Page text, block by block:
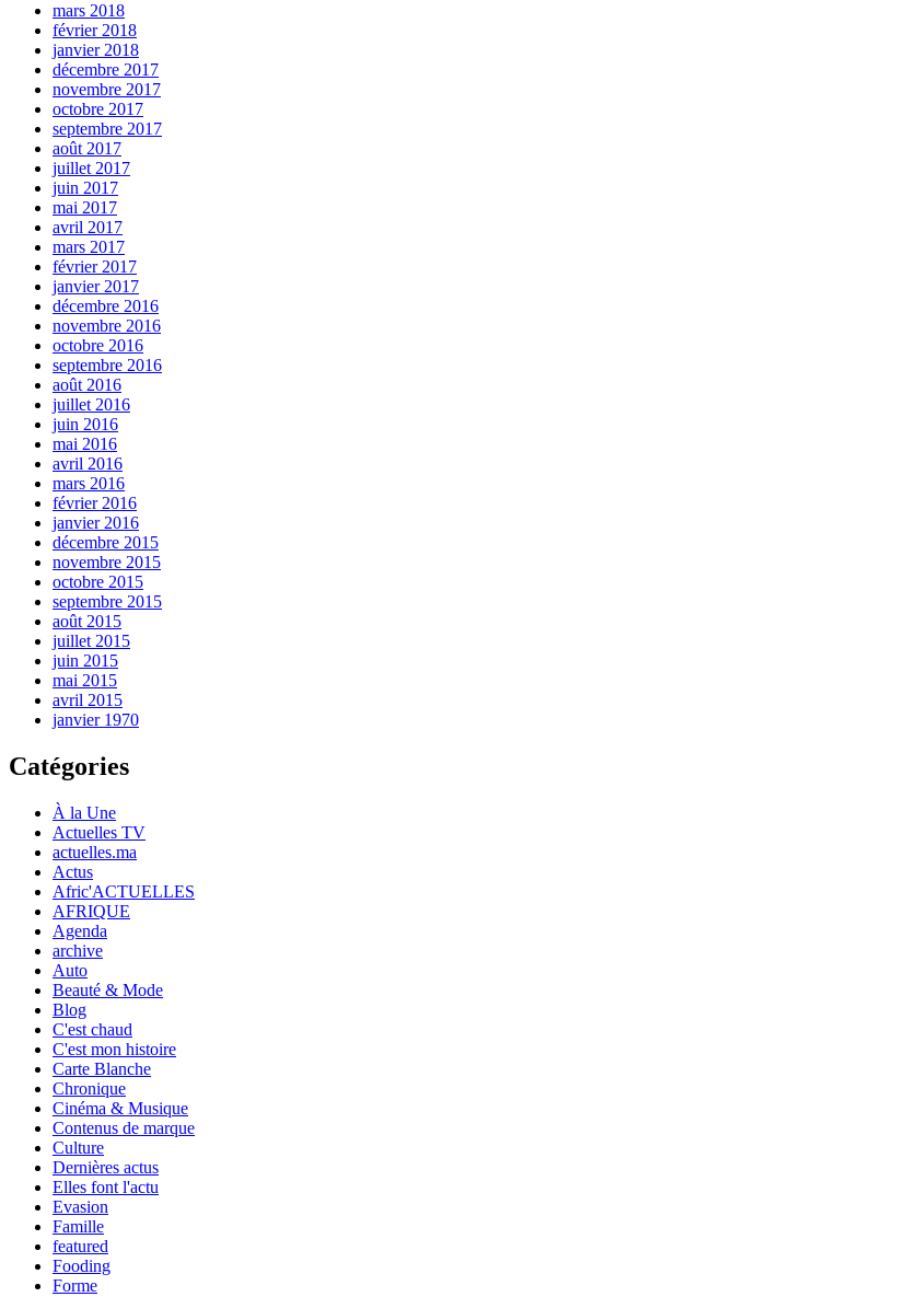
mars 2018
février 2018
janvier 2018
décembre 2017
novembre 2017
octobre 2017
septembre 2017
août 2017
juillet 2017
juin 2017
mai 2017
avril 2017
mars 2017
février 2017
janvier 2017
décembre 2016
novembre 2016
octobre 2016
septembre 2016
août 2016
juillet 2016
juin 2016
mai 2016
avril 2016
mars 2016
février 2016
janvier 2016
décembre 2015
novembre 2015
octobre 2015
septembre 2015
août 2015
juillet 2015
juin 2015
mai 2015
avril 2015
janvier 1970
Catégories
À la Une
Actuelles TV
actuelles.ma
Actus
Afric'ACTUELLES
AFRIQUE
Agenda
archive
Auto
Beauté & Mode
Blog
C'est chaud
C'est mon histoire
Carte Blanche
Chronique
Cinéma & Musique
Contenus de marque
Culture
Dernières actus
Elles font l'actu
Evasion
Famille
featured
Fooding
Forme